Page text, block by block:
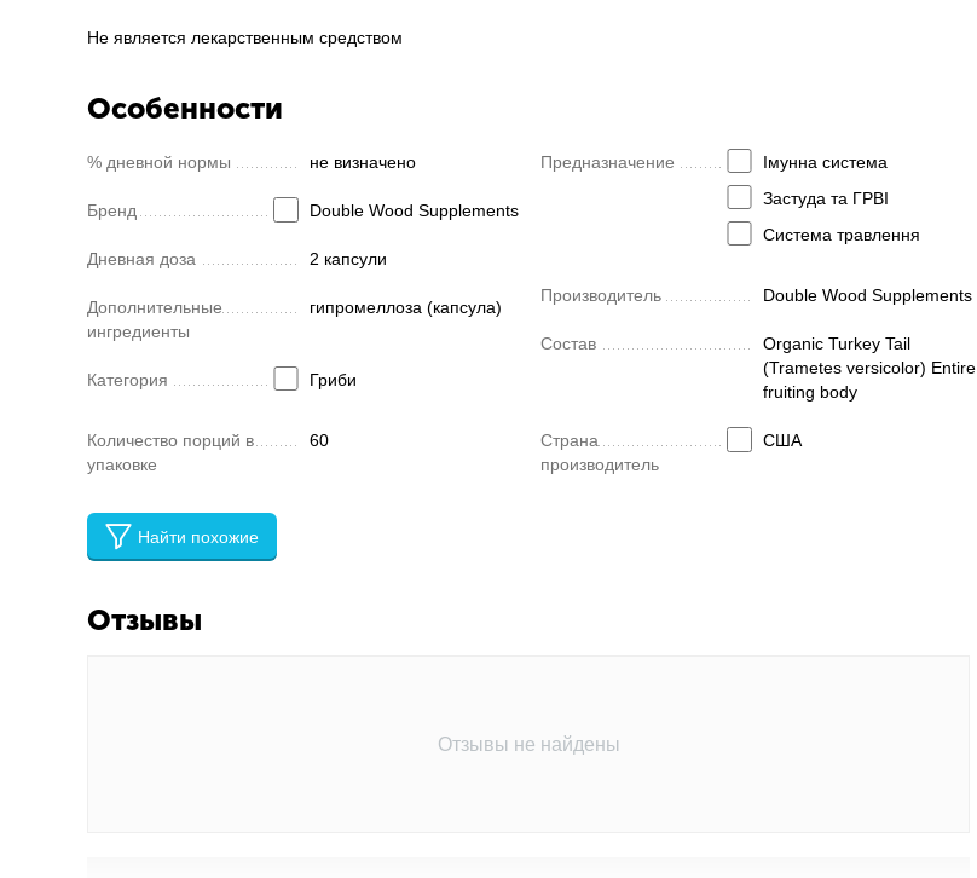
Не является лекарственным средством
Особенности
% дневной нормы не визначено
Бренд Double Wood Supplements
Дневная доза 2 капсули
Дополнительные
ингредиенты
гипромеллоза (капсула)
Категория Гриби
Количество порций в
упаковке
60
Предназначение
Імунна система
Застуда та ГРВІ
Система травлення
Производитель Double Wood Supplements
Состав
Organic Turkey Tail
(Trametes versicolor) Entire
fruiting body
Страна
производитель
США
Найти похожие
Отзывы
Отзывы не найдены